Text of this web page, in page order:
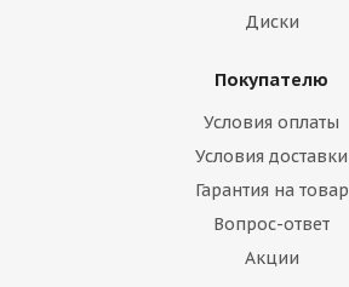
Диски
Покупателю
Условия оплаты
Условия доставки
Гарантия на товар
Вопрос-ответ
Акции